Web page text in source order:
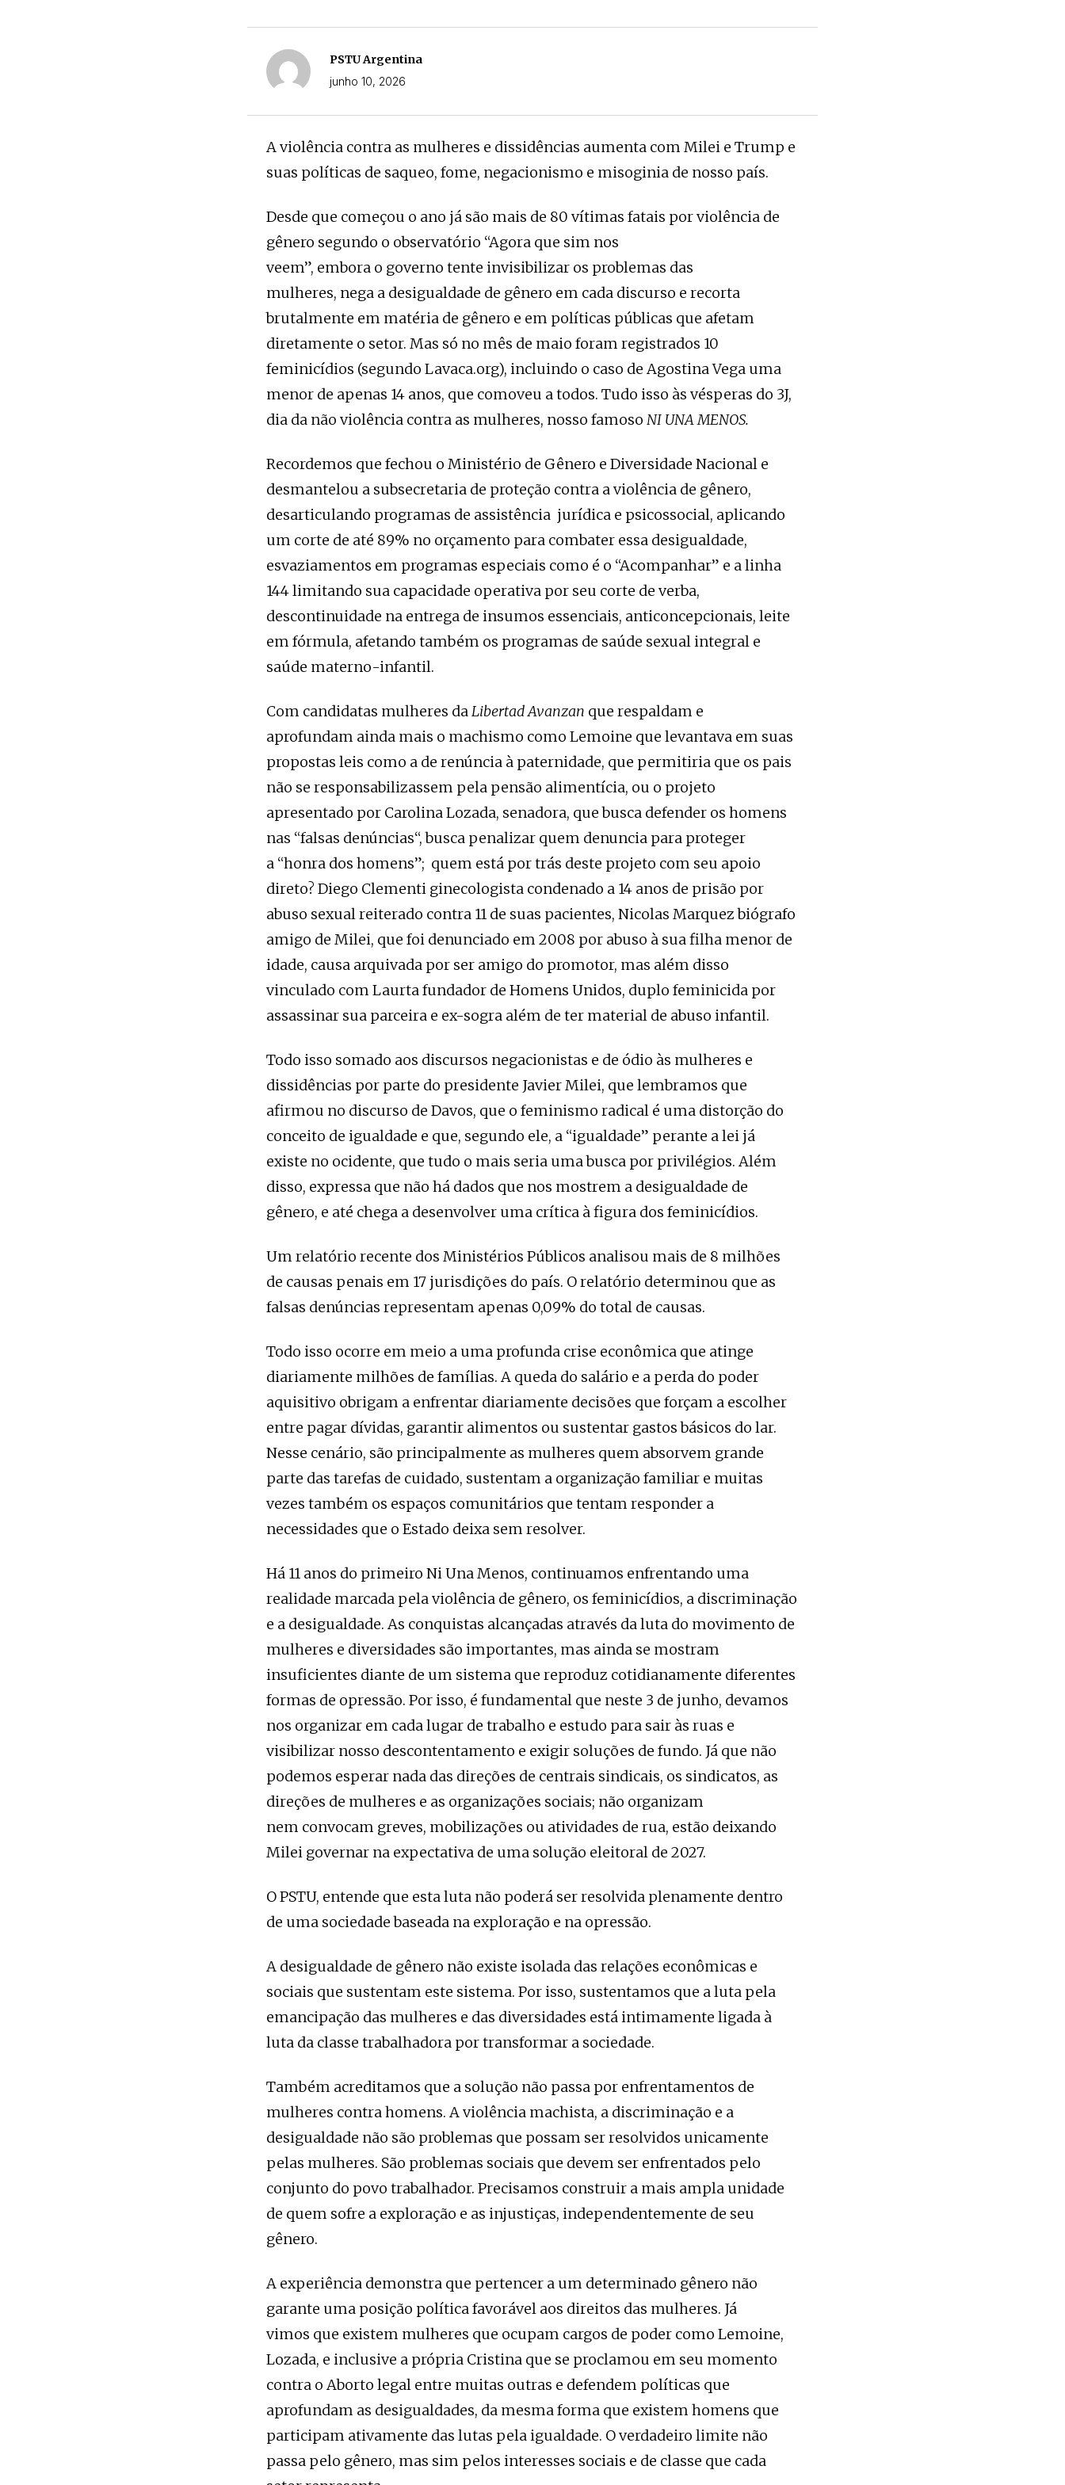
PSTU Argentina
junho 10, 2026
A violência contra as mulheres e dissidências aumenta com Milei e Trump e
suas políticas de saqueo, fome, negacionismo e misoginia de nosso país.
Desde que começou o ano já são mais de 80 vítimas fatais por violência de
gênero segundo o observatório “Agora que sim nos
veem”, embora o governo tente invisibilizar os problemas das
mulheres, nega a desigualdade de gênero em cada discurso e recorta
brutalmente em matéria de gênero e em políticas públicas que afetam
diretamente o setor. Mas só no mês de maio foram registrados 10
feminicídios (segundo Lavaca.org), incluindo o caso de Agostina Vega uma
menor de apenas 14 anos, que comoveu a todos. Tudo isso às vésperas do 3J,
dia da não violência contra as mulheres, nosso famoso NI UNA MENOS.
Recordemos que fechou o Ministério de Gênero e Diversidade Nacional e
desmantelou a subsecretaria de proteção contra a violência de gênero,
desarticulando programas de assistência jurídica e psicossocial, aplicando
um corte de até 89% no orçamento para combater essa desigualdade,
esvaziamentos em programas especiais como é o “Acompanhar” e a linha
144 limitando sua capacidade operativa por seu corte de verba,
descontinuidade na entrega de insumos essenciais, anticoncepcionais, leite
em fórmula, afetando também os programas de saúde sexual integral e
saúde materno-infantil.
Com candidatas mulheres daLibertad Avanzan que respaldam e
aprofundam ainda mais o machismo como Lemoine que levantava em suas
propostas leis como a de renúncia à paternidade, que permitiria que os pais
não se responsabilizassem pela pensão alimentícia, ou o projeto
apresentado por Carolina Lozada, senadora, que busca defender os homens
nas “falsas denúncias“, busca penalizar quem denuncia para proteger
a “honra dos homens”; quem está por trás deste projeto com seu apoio
direto? Diego Clementi ginecologista condenado a 14 anos de prisão por
abuso sexual reiterado contra 11 de suas pacientes, Nicolas Marquez biógrafo
amigo de Milei, que foi denunciado em 2008 por abuso à sua filha menor de
idade, causa arquivada por ser amigo do promotor, mas além disso
vinculado com Laurta fundador de Homens Unidos, duplo feminicida por
assassinar sua parceira e ex-sogra além de ter material de abuso infantil.
Todo isso somado aos discursos negacionistas e de ódio às mulheres e
dissidências por parte do presidente Javier Milei, que lembramos que
afirmou no discurso de Davos, que o feminismo radical é uma distorção do
conceito de igualdade e que, segundo ele, a “igualdade” perante a lei já
existe no ocidente, que tudo o mais seria uma busca por privilégios. Além
disso, expressa que não há dados que nos mostrem a desigualdade de
gênero, e até chega a desenvolver uma crítica à figura dos feminicídios.
Um relatório recente dos Ministérios Públicos analisou mais de 8 milhões
de causas penais em 17 jurisdições do país. O relatório determinou que as
falsas denúncias representam apenas 0,09% do total de causas.
Todo isso ocorre em meio a uma profunda crise econômica que atinge
diariamente milhões de famílias. A queda do salário e a perda do poder
aquisitivo obrigam a enfrentar diariamente decisões que forçam a escolher
entre pagar dívidas, garantir alimentos ou sustentar gastos básicos do lar.
Nesse cenário, são principalmente as mulheres quem absorvem grande
parte das tarefas de cuidado, sustentam a organização familiar e muitas
vezes também os espaços comunitários que tentam responder a
necessidades que o Estado deixa sem resolver.
Há 11 anos do primeiro Ni Una Menos, continuamos enfrentando uma
realidade marcada pela violência de gênero, os feminicídios, a discriminação
e a desigualdade. As conquistas alcançadas através da luta do movimento de
mulheres e diversidades são importantes, mas ainda se mostram
insuficientes diante de um sistema que reproduz cotidianamente diferentes
formas de opressão. Por isso, é fundamental que neste 3 de junho, devamos
nos organizar em cada lugar de trabalho e estudo para sair às ruas e
visibilizar nosso descontentamento e exigir soluções de fundo. Já que não
podemos esperar nada das direções de centrais sindicais, os sindicatos, as
direções de mulheres e as organizações sociais; não organizam
nem convocam greves, mobilizações ou atividades de rua, estão deixando
Milei governar na expectativa de uma solução eleitoral de 2027.
O PSTU, entende que esta luta não poderá ser resolvida plenamente dentro
de uma sociedade baseada na exploração e na opressão.
A desigualdade de gênero não existe isolada das relações econômicas e
sociais que sustentam este sistema. Por isso, sustentamos que a luta pela
emancipação das mulheres e das diversidades está intimamente ligada à
luta da classe trabalhadora por transformar a sociedade.
Também acreditamos que a solução não passa por enfrentamentos de
mulheres contra homens. A violência machista, a discriminação e a
desigualdade não são problemas que possam ser resolvidos unicamente
pelas mulheres. São problemas sociais que devem ser enfrentados pelo
conjunto do povo trabalhador. Precisamos construir a mais ampla unidade
de quem sofre a exploração e as injustiças, independentemente de seu
gênero.
A experiência demonstra que pertencer a um determinado gênero não
garante uma posição política favorável aos direitos das mulheres. Já
vimos que existem mulheres que ocupam cargos de poder como Lemoine,
Lozada, e inclusive a própria Cristina que se proclamou em seu momento
contra o Aborto legal entre muitas outras e defendem políticas que
aprofundam as desigualdades, da mesma forma que existem homens que
participam ativamente das lutas pela igualdade. O verdadeiro limite não
passa pelo gênero, mas sim pelos interesses sociais e de classe que cada